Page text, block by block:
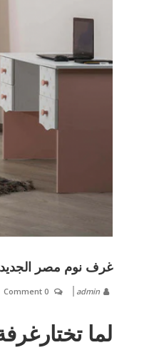
غرف نوم مصر
admin
0 Comment
لما